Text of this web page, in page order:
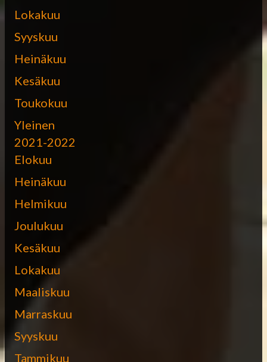
Lokakuu
Syyskuu
Heinäkuu
Kesäkuu
Toukokuu
Yleinen
2021-2022
Elokuu
Heinäkuu
Helmikuu
Joulukuu
Kesäkuu
Lokakuu
Maaliskuu
Marraskuu
Syyskuu
Tammikuu